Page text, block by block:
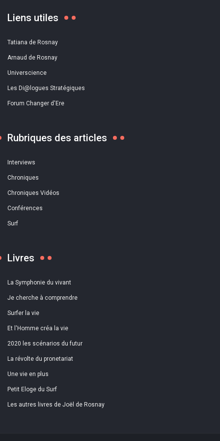
Liens utiles
Tatiana de Rosnay
Arnaud de Rosnay
Universcience
Les Di@logues Stratégiques
Forum Changer d'Ere
Rubriques des articles
Interviews
Chroniques
Chroniques Vidéos
Conférences
Surf
Livres
La Symphonie du vivant
Je cherche à comprendre
Surfer la vie
Et l'Homme créa la vie
2020 les scénarios du futur
La révolte du pronetariat
Une vie en plus
Petit Eloge du Surf
Les autres livres de Joël de Rosnay